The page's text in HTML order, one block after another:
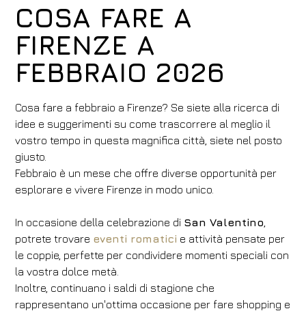
COSA FARE A
FIRENZE A
FEBBRAIO 2026
Cosa fare a febbraio a Firenze? Se siete alla ricerca di
idee e suggerimenti su come trascorrere al meglio il
vostro tempo in questa magnifica città, siete nel posto
giusto.
Febbraio è un mese che offre diverse opportunità per
esplorare e vivere Firenze in modo unico.
In occasione della celebrazione di San Valentino
potrete trovare eventi romatici e attività pensate per
le coppie, perfette per condividere momenti speciali con
la vostra dolce metà.
Inoltre, continuano i saldi di stagione che
rappresentano un'ottima occasione per fare shopping e